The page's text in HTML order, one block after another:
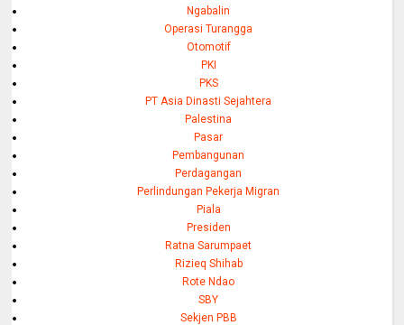
Ngabalin
Operasi Turangga
Otomotif
PKI
PKS
PT Asia Dinasti Sejahtera
Palestina
Pasar
Pembangunan
Perdagangan
Perlindungan Pekerja Migran
Piala
Presiden
Ratna Sarumpaet
Rizieq Shihab
Rote Ndao
SBY
Sekjen PBB